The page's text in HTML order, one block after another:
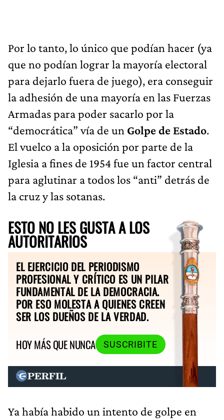
Por lo tanto, lo único que podían hacer (ya
que no podían lograr la mayoría electoral
para dejarlo fuera de juego), era conseguir
la adhesión de una mayoría en las Fuerzas
Armadas para poder sacarlo por la
“democrática” vía de un Golpe de Estado.
El vuelco a la oposición por parte de la
Iglesia a fines de 1954 fue un factor central
para aglutinar a todos los “anti” detrás de
la cruz y las sotanas.
ESTO NO LES GUSTA A LOS
AUTORITARIOS
EL EJERCICIO DEL PERIODISMO
PROFESIONAL Y CRÍTICO ES UN PILAR
FUNDAMENTAL DE LA DEMOCRACIA.
POR ESO MOLESTA A QUIENES CREEN
SER LOS DUEÑOS DE LA VERDAD.
HOY MÁS QUE NUNCA
SUSCRIBITE
Ya había habido un intento de golpe en